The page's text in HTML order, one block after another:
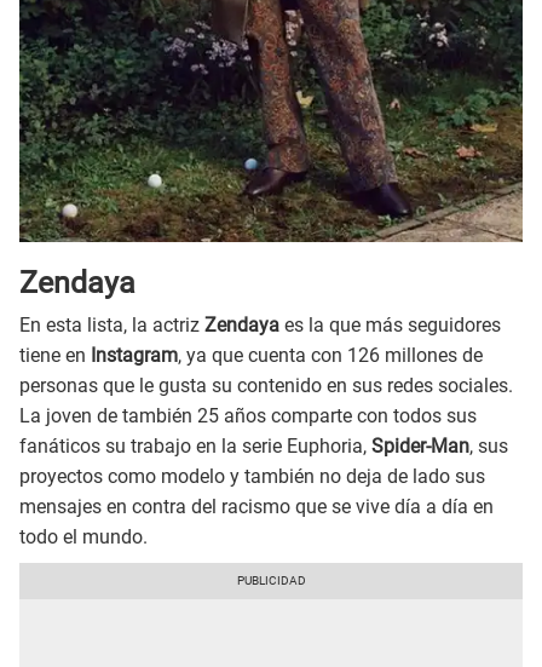
Zendaya
En esta lista, la actriz Zendaya es la que más seguidores
tiene en Instagram, ya que cuenta con 126 millones de
personas que le gusta su contenido en sus redes sociales.
La joven de también 25 años comparte con todos sus
fanáticos su trabajo en la serie Euphoria, Spider-Man, sus
proyectos como modelo y también no deja de lado sus
mensajes en contra del racismo que se vive día a día en
todo el mundo.